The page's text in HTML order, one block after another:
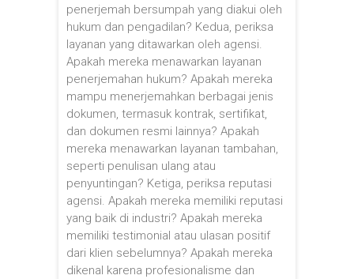
penerjemah bersumpah yang diakui oleh
hukum dan pengadilan? Kedua, periksa
layanan yang ditawarkan oleh agensi.
Apakah mereka menawarkan layanan
penerjemahan hukum? Apakah mereka
mampu menerjemahkan berbagai jenis
dokumen, termasuk kontrak, sertifikat,
dan dokumen resmi lainnya? Apakah
mereka menawarkan layanan tambahan,
seperti penulisan ulang atau
penyuntingan? Ketiga, periksa reputasi
agensi. Apakah mereka memiliki reputasi
yang baik di industri? Apakah mereka
memiliki testimonial atau ulasan positif
dari klien sebelumnya? Apakah mereka
dikenal karena profesionalisme dan